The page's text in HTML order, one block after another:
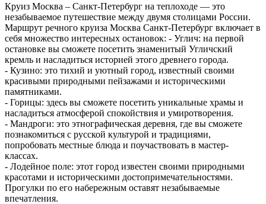
Круиз Москва – Санкт-Петербург на теплоходе — это
незабываемое путешествие между двумя столицами России.
Маршрут речного круиза Москва Санкт-Петербург включает в
себя множество интересных остановок: - Углич: на первой
остановке вы сможете посетить знаменитый Угличский
кремль и насладиться историей этого древнего города.
- Кузино: это тихий и уютный город, известный своими
красивыми природными пейзажами и историческими
памятниками.
- Горицы: здесь вы сможете посетить уникальные храмы и
насладиться атмосферой спокойствия и умиротворения.
- Мандроги: это этнографическая деревня, где вы сможете
познакомиться с русской культурой и традициями,
попробовать местные блюда и поучаствовать в мастер-
классах.
- Лодейное поле: этот город известен своими природными
красотами и историческими достопримечательностями.
Прогулки по его набережным оставят незабываемые
впечатления.